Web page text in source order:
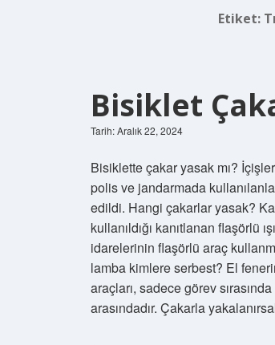
Etiket:
Bisiklet
Tarih: Aralık 22, 2024
Bisiklette çakar yasak mı?
polis ve jandarmada
edildi. Hangi çakarlar yasak?
kullanıldığı kanıtlanan flaşörlü
idarelerinin flaşörlü araç
lamba kimlere serbest? El
araçları, sadece görev
arasındadır. Çakarla